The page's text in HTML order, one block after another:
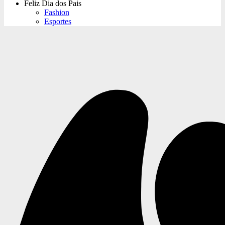
Feliz Dia dos Pais
Fashion
Esportes